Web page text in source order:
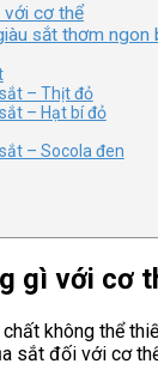
với cơ thể
sắt thơm ngon
– Thịt đỏ
– Hạt bí đỏ
– Socola đen
gì với cơ
không thể
sắt đối với cơ